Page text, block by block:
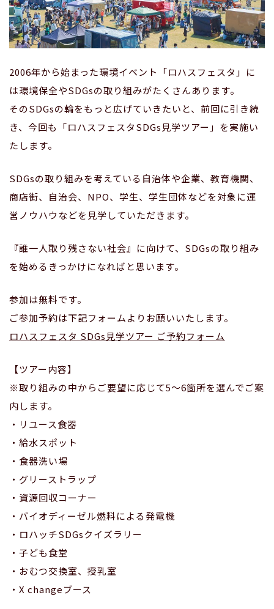
2006年から始まった環境イベント「ロハスフェスタ」に
は環境保全やSDGsの取り組みがたくさんあります。
そのSDGsの輪をもっと広げていきたいと、前回に引き続
き、今回も「ロハスフェスタSDGs見学ツアー」を実施い
たします。
SDGsの取り組みを考えている自治体や企業、教育機関、
商店街、自治会、NPO、学生、学生団体などを対象に運
営ノウハウなどを見学していただきます。
『誰一人取り残さない社会』に向けて、SDGsの取り組み
を始めるきっかけになればと思います。
参加は無料です。
ご参加予約は下記フォームよりお願いいたします。
ロハスフェスタ SDGs見学ツアー ご予約フォーム
【ツアー内容】
※取り組みの中からご要望に応じて5〜6箇所を選んでご案
内します。
・リユース食器
・給水スポット
・食器洗い場
・グリーストラップ
・資源回収コーナー
・バイオディーゼル燃料による発電機
・ロハッチSDGsクイズラリー
・子ども食堂
・おむつ交換室、授乳室
・X changeブース